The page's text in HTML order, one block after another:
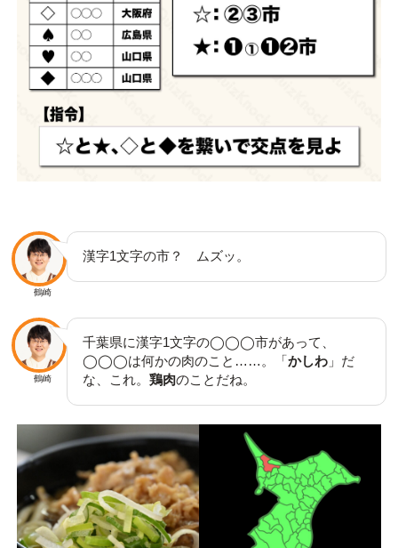
鶴崎
漢字1文字の市？ ムズッ。
鶴崎
千葉県に漢字1文字の◯◯◯市があって、
◯◯◯は何かの肉のこと……。「かしわ 」だ
な、これ。鶏肉のことだね。